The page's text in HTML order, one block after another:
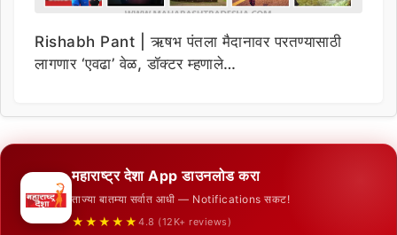
Rishabh Pant | ऋषभ पंतला मैदानावर परतण्यासाठी
लागणार ‘एवढा’ वेळ, डॉक्टर म्हणाले…
महाराष्ट्र देशा App डाउनलोड करा
ताज्या बातम्या सर्वात आधी — Notifications सकट!
★★★★★ 4.8 (12K+ reviews)